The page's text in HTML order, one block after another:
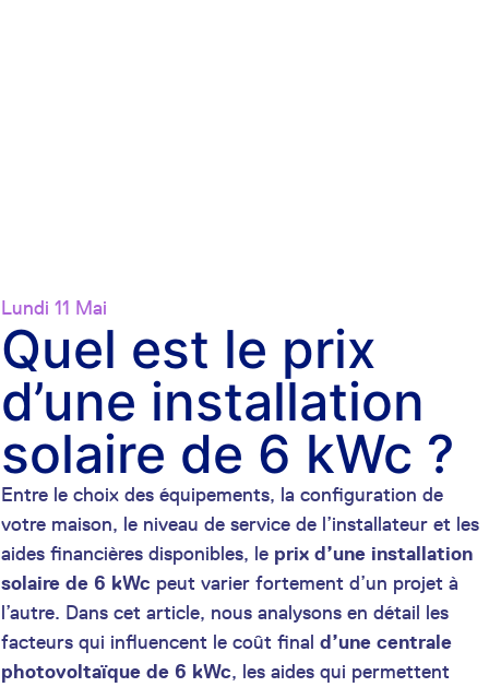
Lundi 11 Mai
Quel est le prix
d’une installation
solaire de 6 kWc ?
Entre le choix des équipements, la configuration de
votre maison, le niveau de service de l’installateur et les
aides financières disponibles, le prix d’une installation
solaire de 6 kWc peut varier fortement d’un projet à
l’autre. Dans cet article, nous analysons en détail les
facteurs qui influencent le coût final d’une centrale
photovoltaïque de 6 kWc, les aides qui permettent